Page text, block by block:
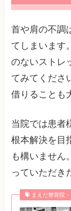
首や肩の不調
てしまいます
のないストレ
てみてくださ
借りることも
当院では患者
根本解決を目
も構いません
っていただき
まえだ整骨院